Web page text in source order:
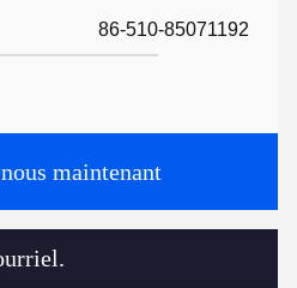
86-510-85071192
maintenant